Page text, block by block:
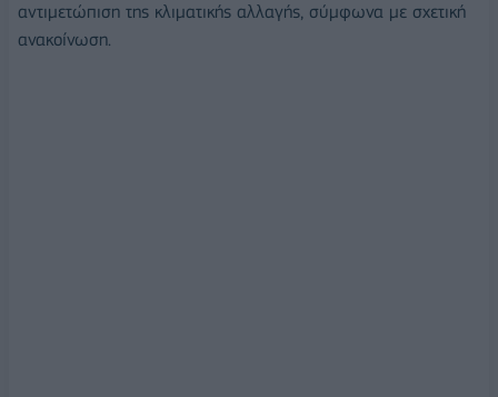
αντιμετώπιση της κλιματικής αλλαγής, σύμφωνα με σχετική
ανακοίνωση.